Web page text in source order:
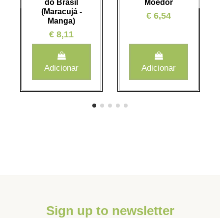
do Brasil
(Maracujá -
Manga)
€ 8,11
Adicionar
Moedor
€ 6,54
Adicionar
Sign up to newsletter